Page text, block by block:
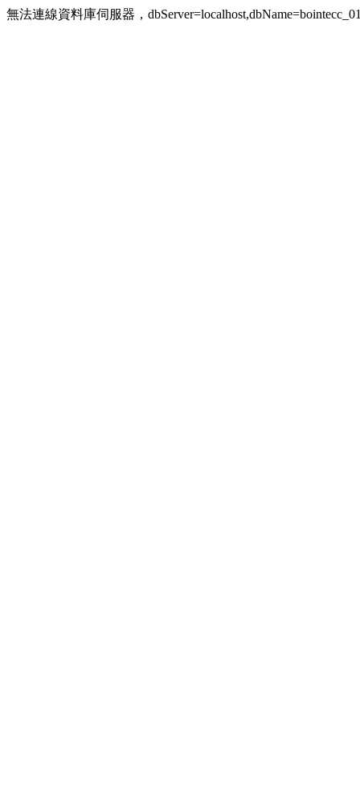
無法連線資料庫伺服器，